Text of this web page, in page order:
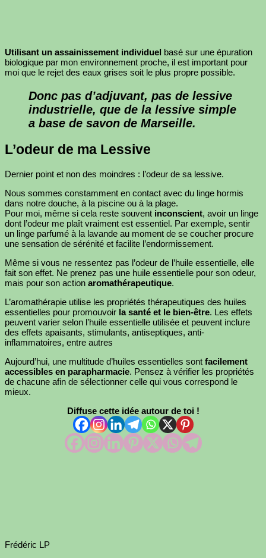
Utilisant un assainissement individuel basé sur une épuration
biologique par mon environnement proche, il est important pour
moi que le rejet des eaux grises soit le plus propre possible.
Donc pas d’adjuvant, pas de lessive
industrielle, que de la lessive simple
a base de savon de Marseille.
L’odeur de ma Lessive
Dernier point et non des moindres : l’odeur de sa lessive.
Nous sommes constamment en contact avec du linge hormis
dans notre douche, à la piscine ou à la plage.
Pour moi, même si cela reste souvent inconscient, avoir un linge
dont l’odeur me plaît vraiment est essentiel. Par exemple, sentir
un linge parfumé à la lavande au moment de se coucher procure
une sensation de sérénité et facilite l’endormissement.
Même si vous ne ressentez pas l’odeur de l’huile essentielle, elle
fait son effet. Ne prenez pas une huile essentielle pour son odeur,
mais pour son action aromathérapeutique.
L’aromathérapie utilise les propriétés thérapeutiques des huiles
essentielles pour promouvoir la santé et le bien-être. Les effets
peuvent varier selon l’huile essentielle utilisée et peuvent inclure
des effets apaisants, stimulants, antiseptiques, anti-
inflammatoires, entre autres
Aujourd’hui, une multitude d’huiles essentielles sont facilement
accessibles en parapharmacie. Pensez à vérifier les propriétés
de chacune afin de sélectionner celle qui vous correspond le
mieux.
Diffuse cette idée autour de toi !
Frédéric LP